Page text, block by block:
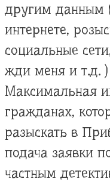
другим данным
интернете,
социальные
жди меня и т.д. )
Максимальная
гражданах,
разыскать в
подача заявки
частным